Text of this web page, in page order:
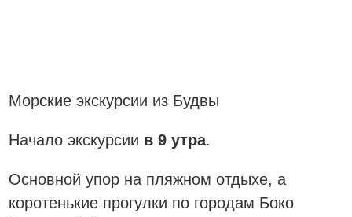
Морские экскурсии из Будвы
Начало экскурсии в 9 утра.
Основной упор на пляжном отдыхе, а
коротенькие прогулки по городам Боко